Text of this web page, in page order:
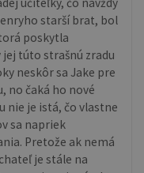
starší brat, bol
poskytla
jej túto strašnú zradu
neskôr sa Jake pre
no čaká ho nové
nie je istá, čo vlastne
sa napriek
Pretože ak nemá
je stále na